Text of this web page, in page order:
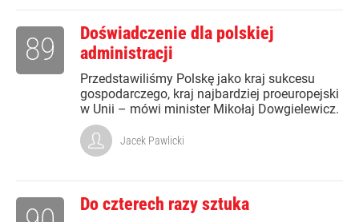
Doświadczenie dla polskiej
administracji
Przedstawiliśmy Polskę jako kraj sukcesu
gospodarczego, kraj najbardziej proeuropejski
w Unii – mówi minister Mikołaj Dowgielewicz.
89
Jacek Pawlicki
Do czterech razy sztuka